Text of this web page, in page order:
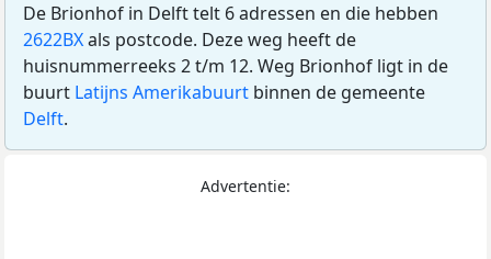
De Brionhof in Delft telt 6 adressen en die hebben
2622BXals postcode. Deze weg heeft de
huisnummerreeks 2 t/m 12. Weg Brionhof ligt in de
buurt Latijns Amerikabuurt binnen de gemeente
Delft.
Advertentie: